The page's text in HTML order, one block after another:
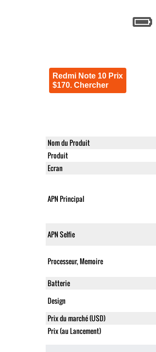
Redmi Note 10 Prix
$170. Chercher
Nom du Produit
Produit
Ecran
APN Principal
APN Selfie
Processeur, Memoire
Batterie
Design
Prix du marché (USD)
Prix (au Lancement)